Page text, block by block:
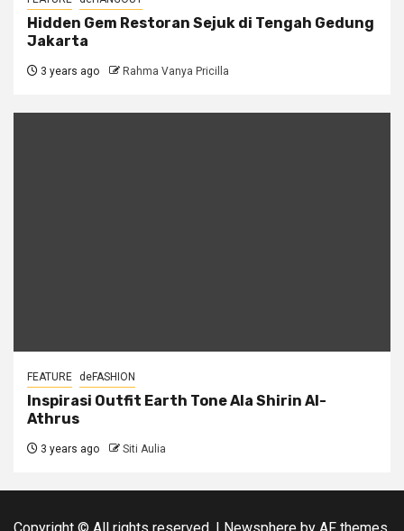
Hidden Gem Restoran Sejuk di Tengah Gedung
Jakarta
3 years ago Rahma Vanya Pricilla
FEATURE deFASHION
Inspirasi Outfit Earth Tone Ala Shirin Al-
Athrus
3 years ago Siti Aulia